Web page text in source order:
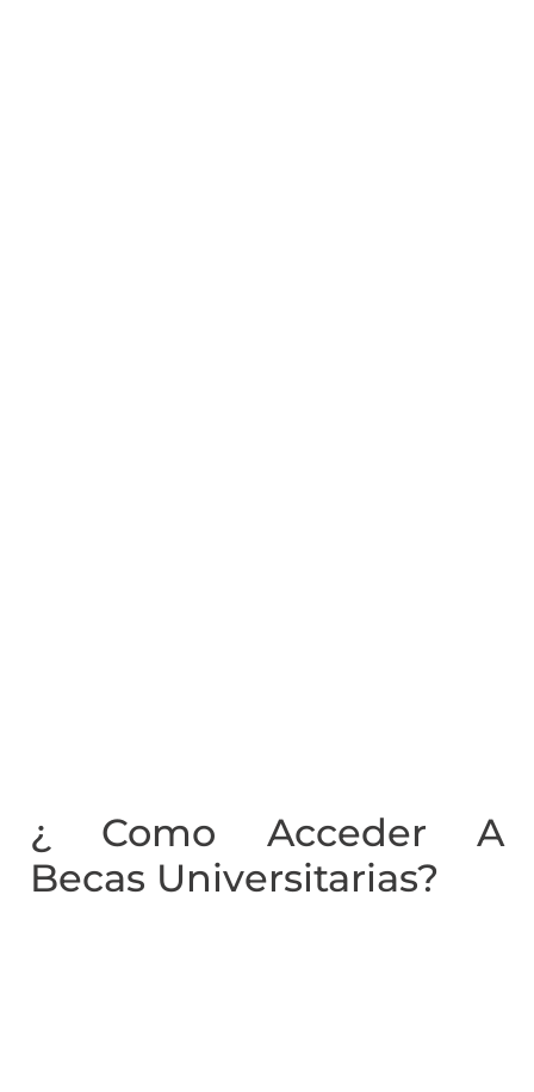
¿ Como Acceder A
Becas Universitarias?